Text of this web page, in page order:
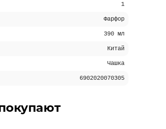
1
Фарфор
390 мл
Китай
Чашка
6902020070305